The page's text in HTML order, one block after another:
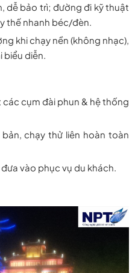
dễ bảo trì; đường đi kỹ thuật
thế nhanh béc/đèn.
khi chạy nền (không nhạc),
diễn.
các cụm đài phun & hệ thống
chạy thử liên hoàn toàn
vào phục vụ du khách.